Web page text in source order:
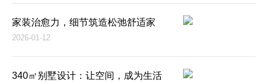
家装治愈力，细节筑造松弛舒适家
2026-01-12
340㎡别墅设计：让空间，成为生活